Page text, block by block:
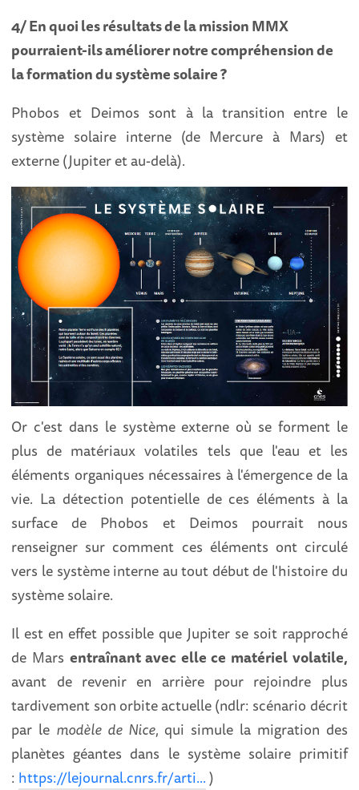
4/ En quoi les résultats de la mission MMX
pourraient-ils améliorer notre compréhension de
la formation du système solaire ?
Phobos et Deimos sont à la transition entre le
système solaire interne (de Mercure à Mars) et
externe (Jupiter et au-delà).
Or c'est dans le système externe où se forment le
plus de matériaux volatiles tels que l'eau et les
éléments organiques nécessaires à l'émergence de la
vie. La détection potentielle de ces éléments à la
surface de Phobos et Deimos pourrait nous
renseigner sur comment ces éléments ont circulé
vers le système interne au tout début de l'histoire du
système solaire.
Il est en effet possible que Jupiter se soit rapproché
de Mars entraînant avec elle ce matériel volatile,
avant de revenir en arrière pour rejoindre plus
tardivement son orbite actuelle (ndlr: scénario décrit
par le modèle de Nice, qui simule la migration des
planètes géantes dans le système solaire primitif
: https://lejournal.cnrs.fr/arti...)